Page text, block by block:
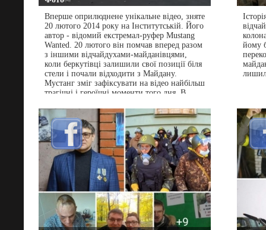
Вперше оприлюднене унікальне відео, зняте
20 лютого 2014 року на Інститутській. Його
автор - відомий екстремал-руфер Mustang
Wanted. 20 лютого він помчав вперед разом
з іншими відчайдухами-майданівцями,
коли беркутівці залишили свої позиції біля
стели і почали відходити з Майдану.
Мустанг зміг зафіксувати на відео найбільш
трагічні і героїчні моменти того дня. В
щонайменше 12 Героїв Небесної Сотні,
дехто вже вбитий, хтось іще живий, знятий
незадовго до смерті...
йому